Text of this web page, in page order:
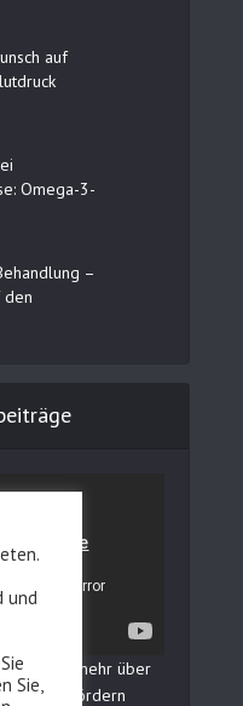
auf
Omega-3-
–
den
Sie mehr über
fördern
und
Sie,